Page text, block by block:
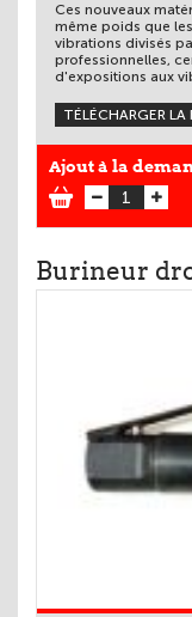
Ces nouveaux
même poids que
vibrations divisés
professionnelles,
d'expositions aux
TÉLÉCHARGER LA
Ajout à la
Burineur